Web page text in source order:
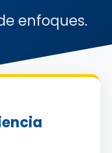
enfoques.